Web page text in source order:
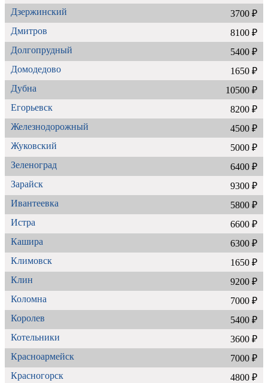
Дзержинский
3700 ₽
Дмитров
8100 ₽
Долгопрудный
5400 ₽
Домодедово
1650 ₽
Дубна
10500 ₽
Егорьевск
8200 ₽
Железнодорожный
4500 ₽
Жуковский
5000 ₽
Зеленоград
6400 ₽
Зарайск
9300 ₽
Ивантеевка
5800 ₽
Истра
6600 ₽
Кашира
6300 ₽
Климовск
1650 ₽
Клин
9200 ₽
Коломна
7000 ₽
Королев
5400 ₽
Котельники
3600 ₽
Красноармейск
7000 ₽
Красногорск
4800 ₽